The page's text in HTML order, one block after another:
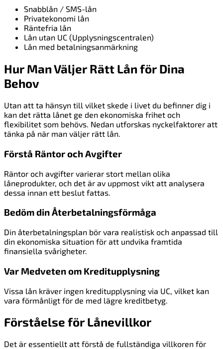
Snabblån / SMS-lån
Privatekonomi lån
Räntefria lån
Lån utan UC (Upplysningscentralen)
Lån med betalningsanmärkning
Hur Man Väljer Rätt Lån för Dina
Behov
Utan att ta hänsyn till vilket skede i livet du befinner dig i
kan det rätta lånet ge den ekonomiska frihet och
flexibilitet som behövs. Nedan utforskas nyckelfaktorer att
tänka på när man väljer rätt lån.
Förstå Räntor och Avgifter
Räntor och avgifter varierar stort mellan olika
låneprodukter, och det är av uppmost vikt att analysera
dessa innan ett beslut fattas.
Bedöm din Återbetalningsförmåga
Din återbetalningsplan bör vara realistisk och anpassad till
din ekonomiska situation för att undvika framtida
finansiella svårigheter.
Var Medveten om Kreditupplysning
Vissa lån kräver ingen kreditupplysning via UC, vilket kan
vara förmånligt för de med lägre kreditbetyg.
Förståelse för Lånevillkor
Det är essentiellt att förstå de fullständiga villkoren för